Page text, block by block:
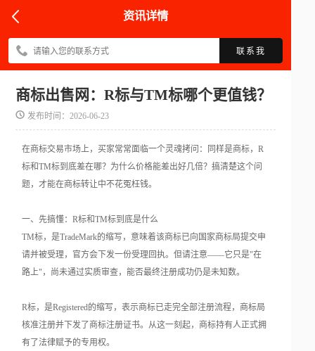
资讯详情
联系我
商标出售网：R标与TM标哪个更值钱？
发布时间：2026-06-23
在商标交易市场上，买家常常面临一个灵魂拷问：同样是商标，R
标和TM标到底差在哪？为什么价格能差出好几倍？搞清楚这个问
题，才能在商标转让中不花冤枉钱。
一、先搞懂：R标和TM标到底是什么
TM标，是TradeMark的缩写，意味着该商标已向国家商标局提交申
请并被受理，官方会下发一份受理回执。但请注意——它只是"在
路上"，尚未通过实质审查，能否最终注册成功仍是未知数。
R标，是Registered的缩写，表示商标已走完全部注册流程，商标局
核准注册并下发了商标注册证书。从这一刻起，商标持有人正式拥
有了法律赋予的专用权。